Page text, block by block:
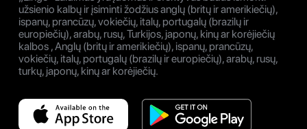
užsienio kalbų ir įsiminti žodžius anglų (britų ir amerikiečių),
ispanų, prancūzų, vokiečių, italų, portugalų (brazilų ir
europiečių), arabų, rusų, Turkijos, japonų, kinų ar korėjiečių
kalbos , Anglų (britų ir amerikiečių), ispanų, prancūzų,
vokiečių, italų, portugalų (brazilų ir europiečių), arabų, rusų,
turkų, japonų, kinų ar korėjiečių.